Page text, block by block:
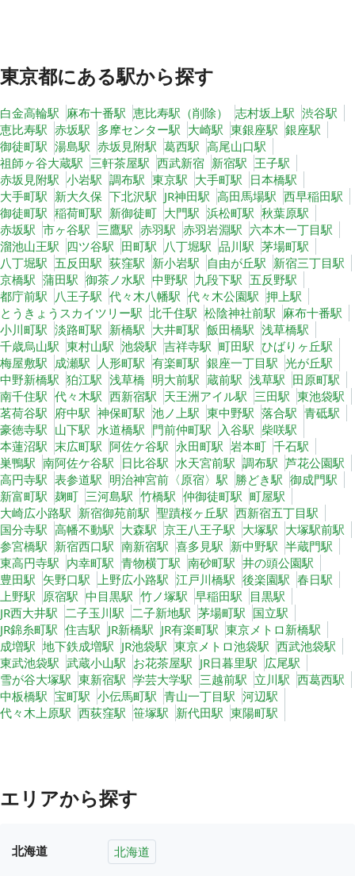
東京都にある駅から探す
白金高輪駅 麻布十番駅 恵比寿駅（削除） 志村坂上駅 渋谷駅
恵比寿駅 赤坂駅 多摩センター駅 大崎駅 東銀座駅 銀座駅
御徒町駅 湯島駅 赤坂見附駅 葛西駅 高尾山口駅
祖師ヶ谷大蔵駅 三軒茶屋駅 西武新宿 新宿駅 王子駅
赤坂見附駅 小岩駅 調布駅 東京駅 大手町駅 日本橋駅
大手町駅 新大久保 下北沢駅 JR神田駅 高田馬場駅 西早稲田駅
御徒町駅 稲荷町駅 新御徒町 大門駅 浜松町駅 秋葉原駅
赤坂駅 市ヶ谷駅 三鷹駅 赤羽駅 赤羽岩淵駅 六本木一丁目駅
溜池山王駅 四ツ谷駅 田町駅 八丁堀駅 品川駅 茅場町駅
八丁堀駅 五反田駅 荻窪駅 新小岩駅 自由が丘駅 新宿三丁目駅
京橋駅 蒲田駅 御茶ノ水駅 中野駅 九段下駅 五反野駅
都庁前駅 八王子駅 代々木八幡駅 代々木公園駅 押上駅
とうきょうスカイツリー駅 北千住駅 松陰神社前駅 麻布十番駅
小川町駅 淡路町駅 新橋駅 大井町駅 飯田橋駅 浅草橋駅
千歳烏山駅 東村山駅 池袋駅 吉祥寺駅 町田駅 ひばりヶ丘駅
梅屋敷駅 成瀬駅 人形町駅 有楽町駅 銀座一丁目駅 光が丘駅
中野新橋駅 狛江駅 浅草橋 明大前駅 蔵前駅 浅草駅 田原町駅
南千住駅 代々木駅 西新宿駅 天王洲アイル駅 三田駅 東池袋駅
茗荷谷駅 府中駅 神保町駅 池ノ上駅 東中野駅 落合駅 青砥駅
豪徳寺駅 山下駅 水道橋駅 門前仲町駅 入谷駅 柴咲駅
本蓮沼駅 末広町駅 阿佐ケ谷駅 永田町駅 岩本町 千石駅
巣鴨駅 南阿佐ケ谷駅 日比谷駅 水天宮前駅 調布駅 芦花公園駅
高円寺駅 表参道駅 明治神宮前〈原宿〉駅 勝どき駅 御成門駅
新富町駅 麹町 三河島駅 竹橋駅 仲御徒町駅 町屋駅
大崎広小路駅 新宿御苑前駅 聖蹟桜ヶ丘駅 西新宿五丁目駅
国分寺駅 高幡不動駅 大森駅 京王八王子駅 大塚駅 大塚駅前駅
参宮橋駅 新宿西口駅 南新宿駅 喜多見駅 新中野駅 半蔵門駅
東高円寺駅 内幸町駅 青物横丁駅 南砂町駅 井の頭公園駅
豊田駅 矢野口駅 上野広小路駅 江戸川橋駅 後楽園駅 春日駅
上野駅 原宿駅 中目黒駅 竹ノ塚駅 早稲田駅 目黒駅
JR西大井駅 二子玉川駅 二子新地駅 茅場町駅 国立駅
JR錦糸町駅 住吉駅 JR新橋駅 JR有楽町駅 東京メトロ新橋駅
成増駅 地下鉄成増駅 JR池袋駅 東京メトロ池袋駅 西武池袋駅
東武池袋駅 武蔵小山駅 お花茶屋駅 JR日暮里駅 広尾駅
雪が谷大塚駅 東新宿駅 学芸大学駅 三越前駅 立川駅 西葛西駅
中板橋駅 宝町駅 小伝馬町駅 青山一丁目駅 河辺駅
代々木上原駅 西荻窪駅 笹塚駅 新代田駅 東陽町駅
エリアから探す
北海道 北海道